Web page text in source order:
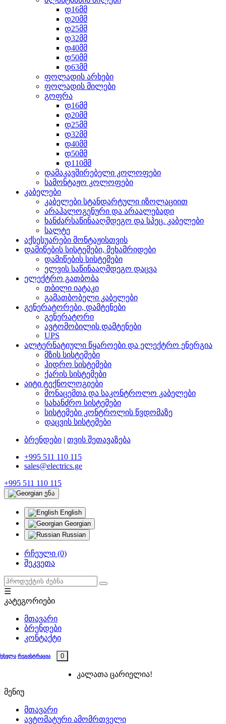
დ16მმ
დ20მმ
დ25მმ
დ32მმ
დ40მმ
დ50მმ
დ63მმ
ფოლადის არხები
ფოლადის მილები
გოფრა
დ16მმ
დ20მმ
დ25მმ
დ32მმ
დ40მმ
დ50მმ
დ110მმ
დამაკავშირებელი კოლოფები
სამონტაჟო კოლოფები
კაბელები
კაბელები სტანდარტული იზოლაციით
არაჰალოგენური და არაალებადი
ხანძარსაწინააღმდეგო და სპეც. კაბელები
სალტე
აქსესუარები მონტაჟისთვის
დამიწების სისტემები, მეხამრიდები
დამიწების სისტემები
ელვის საწინააღმდეგო დაცვა
ელექტრო გათბობა
თბილი იატაკი
გამათბობელი კაბელები
გენერატორები, დამტენები
გენერატორი
ავტომობილის დამტენები
UPS
ალტერნატიული წყაროები და ელექტრო ენერგია
მზის სისტემები
ჰიდრო სისტემები
ქარის სისტემები
აიტი ტექნოლოგიები
მონაცემთა და საკონტროლო კაბელები
სახანძრო სისტემები
სისტემები კონტროლის წვდომაზე
დაცვის სისტემები
ბრენდები | თვის შეთავაზება
+995 511 110 115
sales@electrics.ge
+995 511 110 115
ენა
English
Georgian
Russian
რჩეული (0)
შეკვეთა
☰
კატეგორიები
მთავარი
ბრენდები
კონტაქტი
რეგისტრაცია 0
კალათა ცარიელია!
მენიუ
მთავარი
ავტომატური ამომრთველი